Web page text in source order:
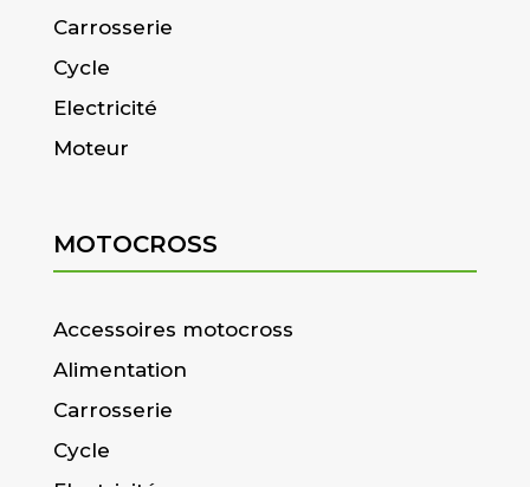
Carrosserie
Cycle
Electricité
Moteur
MOTOCROSS
Accessoires motocross
Alimentation
Carrosserie
Cycle